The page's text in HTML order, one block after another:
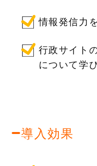
情報発信力
行政サイト
について学
導入効果